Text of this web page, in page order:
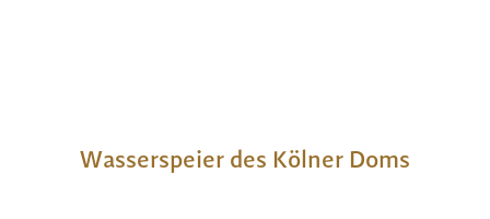
Wasserspeier des Kölner Doms